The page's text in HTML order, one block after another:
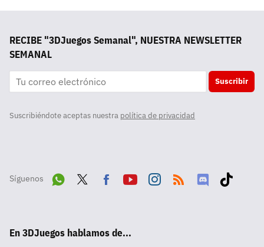
RECIBE "3DJuegos Semanal", NUESTRA NEWSLETTER
SEMANAL
Suscribir
Suscribiéndote aceptas nuestra política de privacidad
Síguenos
pp
ok
En 3DJuegos hablamos de...